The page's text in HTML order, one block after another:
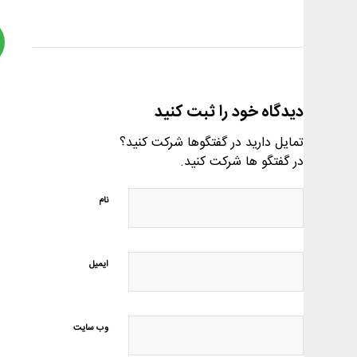
دیدگاه خود را ثبت کنید
تمایل دارید در گفتگوها شرکت کنید؟
در گفتگو ها شرکت کنید.
نام
ایمیل
وب‌ سایت